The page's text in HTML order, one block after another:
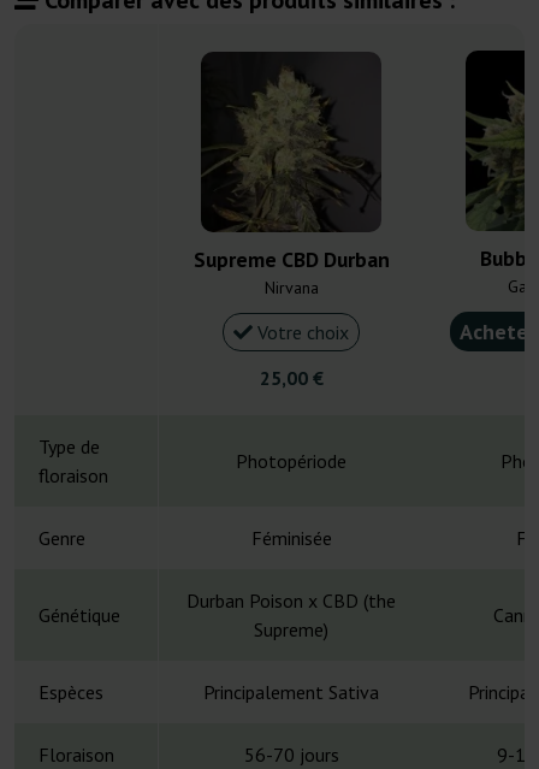
Supreme CBD Durban
Nirvana
Votre choix
25,00 €
Type de
floraison
Photopériode
Genre Féminisée
Génétique
Durban Poison x CBD (the
Supreme)
Espèces Principalement Sativa
Floraison 56-70 jours 9-10